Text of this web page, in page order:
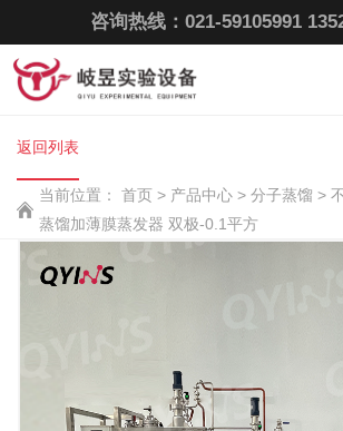
咨询热线：021-59105991
返回列表
当前位置： 首页 > 产品中心 > 分子蒸馏 >
蒸馏加薄膜蒸发器 双极-0.1平方